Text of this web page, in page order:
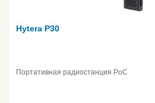
Hytera P30
Портативная радиостанция PoC